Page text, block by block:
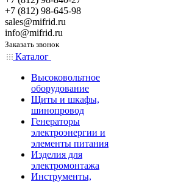
+7 (812) 98-645-98
sales@mifrid.ru
info@mifrid.ru
Заказать звонок
Каталог
Высоковольтное
оборудование
Щиты и шкафы,
шинопровод
Генераторы
электроэнергии и
элементы питания
Изделия для
электромонтажа
Инструменты,